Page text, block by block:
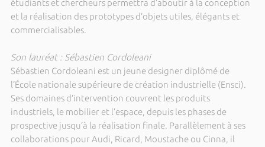
étudiants et chercheurs permettra d’aboutir à la conception
et la réalisation des prototypes d’objets utiles, élégants et
commercialisables.
Son lauréat : Sébastien Cordoleani
Sébastien Cordoleani est un jeune designer diplômé de
l’École nationale supérieure de création industrielle (Ensci).
Ses domaines d’intervention couvrent les produits
industriels, le mobilier et l’espace, depuis les phases de
prospective jusqu’à la réalisation finale. Parallèlement à ses
collaborations pour Audi, Ricard, Moustache ou Cinna, il